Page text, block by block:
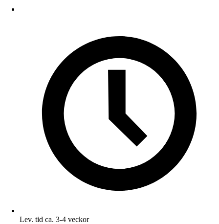
Lev. tid ca. 3-4 veckor